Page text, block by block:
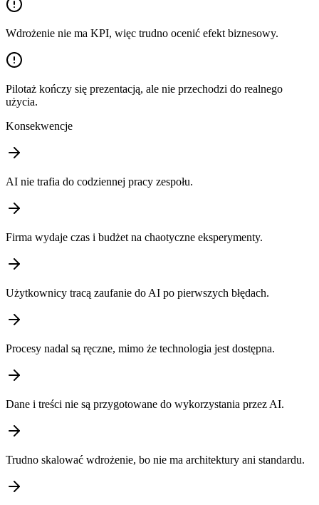
Wdrożenie nie ma KPI, więc trudno ocenić efekt biznesowy.
Pilotaż kończy się prezentacją, ale nie przechodzi do realnego
użycia.
Konsekwencje
AI nie trafia do codziennej pracy zespołu.
Firma wydaje czas i budżet na chaotyczne eksperymenty.
Użytkownicy tracą zaufanie do AI po pierwszych błędach.
Procesy nadal są ręczne, mimo że technologia jest dostępna.
Dane i treści nie są przygotowane do wykorzystania przez AI.
Trudno skalować wdrożenie, bo nie ma architektury ani standardu.